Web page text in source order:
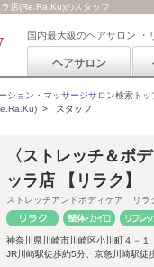
店(Re.Ra.Ku)のスタッフ
国内最大級のヘアサロン ・
ヘアサロン
ション・マッサージサロン検索トッ
> スタッフ
〈ストレッチ＆ボ
ッラ店 【リラク】
ストレッチアンドボディケア リ
神奈川県川崎市川崎区小川町４－
JR川崎駅徒歩約5分、京急川崎駅徒